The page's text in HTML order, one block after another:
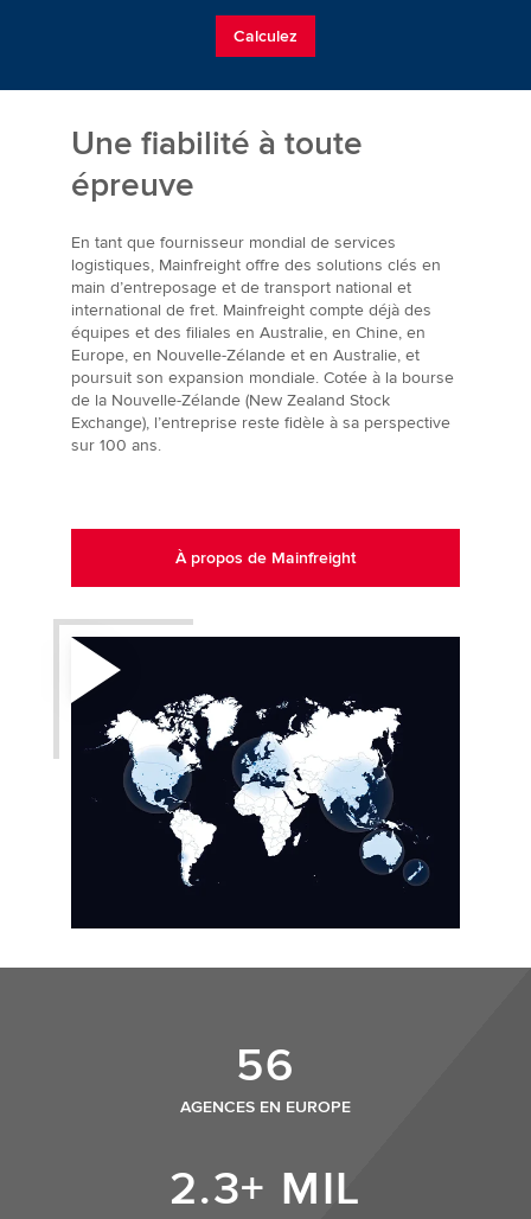
Calculez
Une fiabilité à toute
épreuve
En tant que fournisseur mondial de services
logistiques, Mainfreight offre des solutions clés en
main d’entreposage et de transport national et
international de fret. Mainfreight compte déjà des
équipes et des filiales en Australie, en Chine, en
Europe, en Nouvelle-Zélande et en Australie, et
poursuit son expansion mondiale. Cotée à la bourse
de la Nouvelle-Zélande (New Zealand Stock
Exchange), l’entreprise reste fidèle à sa perspective
sur 100 ans.
À propos de Mainfreight
56
AGENCES EN EUROPE
2.3+ MIL